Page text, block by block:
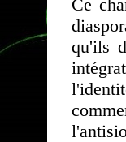
Ce
qu'ils